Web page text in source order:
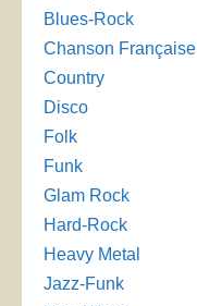
Blues-Rock
Chanson Française
Country
Disco
Folk
Funk
Glam Rock
Hard-Rock
Heavy Metal
Jazz-Funk